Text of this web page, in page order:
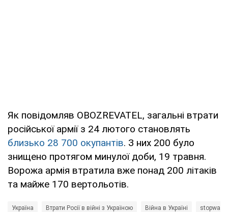
Як повідомляв OBOZREVATEL, загальні втрати
російської армії з 24 лютого становлять
близько 28 700 окупантів. З них 200 було
знищено протягом минулої доби, 19 травня.
Ворожа армія втратила вже понад 200 літаків
та майже 170 вертольотів.
Україна Втрати Росії в війні з Україною Війна в Україні stopwar